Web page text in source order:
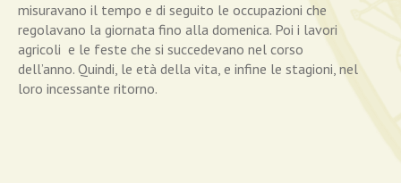
misuravano il tempo e di seguito le occupazioni che
regolavano la giornata fino alla domenica. Poi i lavori
agricoli e le feste che si succedevano nel corso
dell’anno. Quindi, le età della vita, e infine le stagioni, nel
loro incessante ritorno.